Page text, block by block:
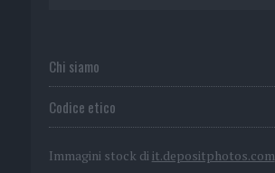
Chi siamo
Codice etico
Immagini stock di it.depositphotos.com